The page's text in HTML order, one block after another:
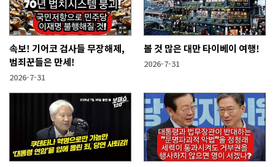
속보! 기어코 검사들 무장해제,
범죄꾼들은 만세!
2026-7-31
볼 것 많은 대만 타이베이 여행!
2026-7-31